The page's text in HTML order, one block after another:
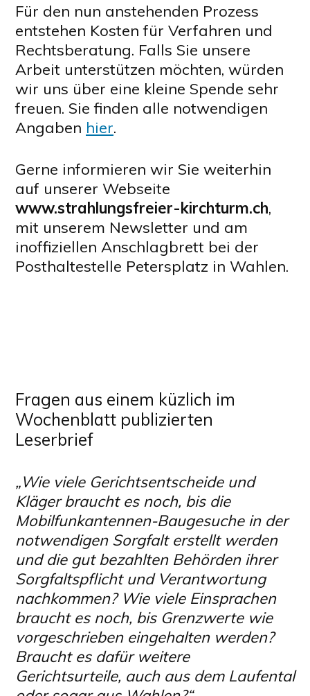
Für den nun anstehenden Prozess
entstehen Kosten für Verfahren und
Rechtsberatung. Falls Sie unsere
Arbeit unterstützen möchten, würden
wir uns über eine kleine Spende sehr
freuen. Sie finden alle notwendigen
Angaben hier.
Gerne informieren wir Sie weiterhin
auf unserer Webseite
www.strahlungsfreier-kirchturm.ch,
mit unserem Newsletter und am
inoffiziellen Anschlagbrett bei der
Posthaltestelle Petersplatz in Wahlen.
Fragen aus einem küzlich im
Wochenblatt publizierten
Leserbrief
„Wie viele Gerichtsentscheide und
Kläger braucht es noch, bis die
Mobilfunkantennen-Baugesuche in der
notwendigen Sorgfalt erstellt werden
und die gut bezahlten Behörden ihrer
Sorgfaltspflicht und Verantwortung
nachkommen? Wie viele Einsprachen
braucht es noch, bis Grenzwerte wie
vorgeschrieben eingehalten werden?
Braucht es dafür weitere
Gerichtsurteile, auch aus dem Laufental